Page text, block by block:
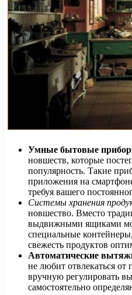
Умные бытовые
новшеств, которые
популярность. Такие
приложения на
требуя вашего
Системы хранения
новшество. Вместо
выдвижными ящиками
специальные
свежесть продуктов
Автоматические
не любит отвлекаться
вручную регулировать
самостоятельно